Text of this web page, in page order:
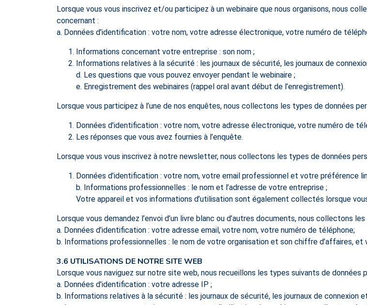
Lorsque vous vous inscrivez et/ou participez à un webinaire que nous organisons, nous
concernant :
a. Données d’identification : votre nom, votre adresse électronique, votre numéro de
Informations concernant votre entreprise : son nom ;
Informations relatives à la sécurité : les journaux de sécurité, les journaux de
d. Les questions que vous pouvez envoyer pendant le webinaire ;
e. Enregistrement des webinaires (rappel oral avant début de l’enregistrement).
Lorsque vous participez à l’une de nos enquêtes, nous collectons les types de données
Données d’identification : votre nom, votre adresse électronique, votre numéro de
Les réponses que vous avez fournies à l’enquête.
Lorsque vous vous inscrivez à notre newsletter, nous collectons les types de données
Données d’identification : votre nom, votre email professionnel et votre préférence
b. Informations professionnelles : le nom et l’adresse de votre entreprise ;
Votre appareil et vos informations d’utilisation sont également collectés lorsque
Lorsque vous demandez l’envoi d’un livre blanc ou d’autres documents, nous collectons
a. Données d’identification : votre adresse email, votre nom, votre numéro de téléphone;
b. Informations professionnelles : le nom de votre organisation et son chiffre d’affaires,
3.6 UTILISATIONS DE NOTRE SITE WEB
Lorsque vous naviguez sur notre site web, nous recueillons les types suivants de données
a. Données d’identification : votre adresse IP ;
b. Informations relatives à la sécurité : les journaux de sécurité, les journaux de connexion